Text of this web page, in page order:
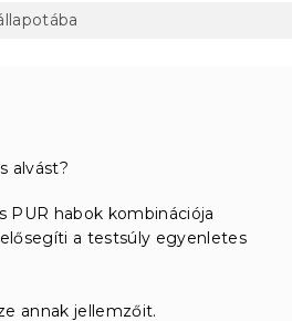
alvást?
PUR habok kombinációja
a testsúly egyenletes
annak jellemzőit.